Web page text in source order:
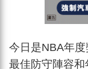
今日是NBA年
最佳防守陣容和